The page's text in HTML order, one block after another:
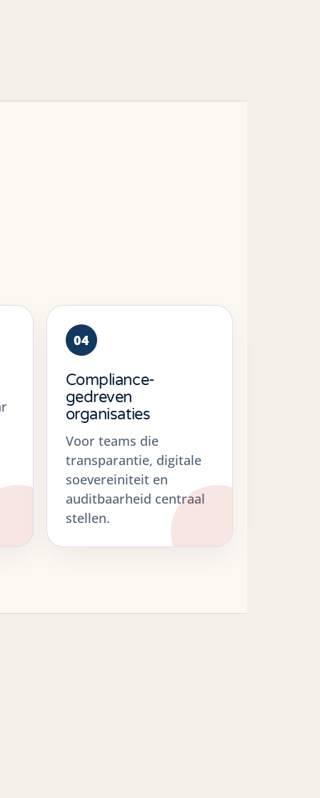
04
Compliance-
gedreven
organisaties
Voor teams die
transparantie, digitale
soevereiniteit en
auditbaarheid centraal
stellen.